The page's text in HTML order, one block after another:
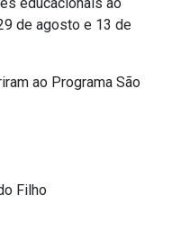
de agosto e 13 de
ao Programa São
Filho